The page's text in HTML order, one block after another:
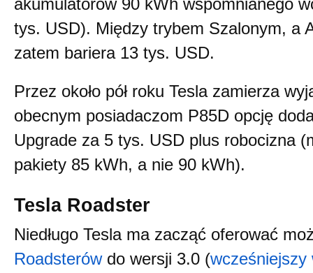
akumulatorów 90 kWh wspomnianego
tys. USD). Między trybem Szalonym, a
zatem bariera 13 tys. USD.
Przez około pół roku Tesla zamierza
obecnym posiadaczom P85D opcję
Upgrade za 5 tys. USD plus robocizna
pakiety 85 kWh, a nie 90 kWh).
Tesla Roadster
Niedługo Tesla ma zacząć oferować
Roadsterówdo wersji 3.0 (wcześniejszy